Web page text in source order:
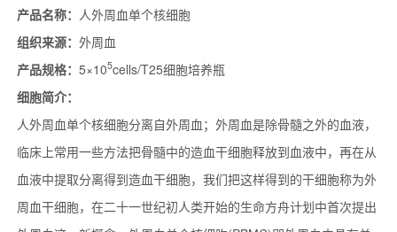
产品名称： 人外周血单个核细胞
组织来源： 外周血
产品规格： 5×105cells/T25细胞培养瓶
细胞简介：
人外周血单个核细胞分离自外周血；外周血是除骨髓之外的血液，
临床上常用一些方法把骨髓中的造血干细胞释放到血液中，再在从
血液中提取分离得到造血干细胞，我们把这样得到的干细胞称为外
周血干细胞，在二十一世纪初人类开始的生命方舟计划中首次提出